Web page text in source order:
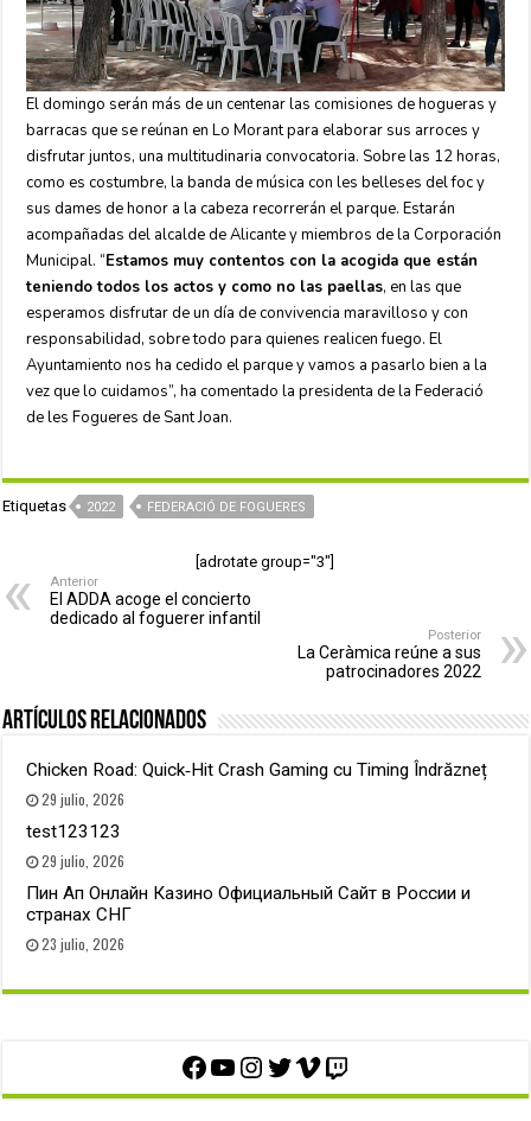
El domingo serán más de un centenar las comisiones de hogueras y
barracas que se reúnan en Lo Morant para elaborar sus arroces y
disfrutar juntos, una multitudinaria convocatoria. Sobre las 12 horas,
como es costumbre, la banda de música con les belleses del foc y
sus dames de honor a la cabeza recorrerán el parque. Estarán
acompañadas del alcalde de Alicante y miembros de la Corporación
Municipal. “Estamos muy contentos con la acogida que están
teniendo todos los actos y como no las paellas, en las que
esperamos disfrutar de un día de convivencia maravilloso y con
responsabilidad, sobre todo para quienes realicen fuego. El
Ayuntamiento nos ha cedido el parque y vamos a pasarlo bien a la
vez que lo cuidamos”, ha comentado la presidenta de la Federació
de les Fogueres de Sant Joan.
Etiquetas 2022 FEDERACIÓ DE FOGUERES
[adrotate group="3"]
Anterior
El ADDA acoge el concierto
dedicado al foguerer infantil
Posterior
La Ceràmica reúne a sus
patrocinadores 2022
Artículos relacionados
Chicken Road: Quick‑Hit Crash Gaming cu Timing Îndrăzneț
29 julio, 2026
test123123
29 julio, 2026
Пин Ап Онлайн Казино Официальный Сайт в России и
странах СНГ
23 julio, 2026
Facebook
YouTube
Instagram
Twitter
Vimeo
Twitch